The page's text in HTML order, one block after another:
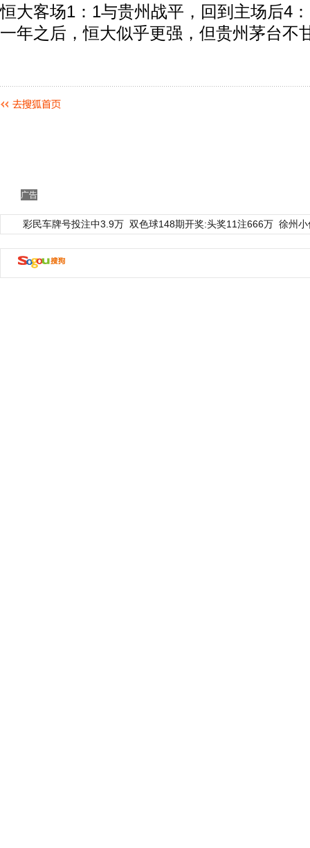
恒大客场1：1与贵州战平，回到主场后4
一年之后，恒大似乎更强，但贵州茅台不
广告
彩民车牌号投注中3.9万 双色球148期开奖:头奖11注666万 徐州